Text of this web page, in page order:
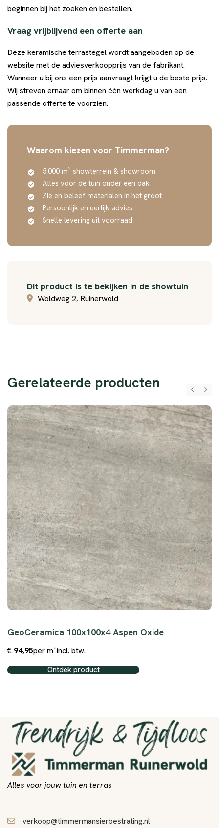
beginnen bij het zoeken en bestellen.
Vraag vrijblijvend een offerte aan
Deze keramische terrastegel wordt aangeboden op de
website met de adviesverkoopprijs van de fabrikant.
Wanneer u bij ons een prijs aanvraagt krijgt u de beste prijs.
Wij streven ernaar om binnen één werkdag u van een
passende offerte te voorzien.
Waarom kiezen voor Timmerman?
5.000 m² showterrein & showroom
Alles voor de tuin onder één dak
Zie en beleef materialen in het groot
Persoonlijk en eerlijk advies
Snelle levering uit voorraad
Dit product is te bekijken in de showtuin
Woldweg 2, Ruinerwold
Gerelateerde producten
GeoCeramica 100x100x4 Aspen Oxide
€ 94,95per m²incl. btw.
Ontdek product
Alles voor jouw tuin en terras
verkoop@timmermansierbestrating.nl